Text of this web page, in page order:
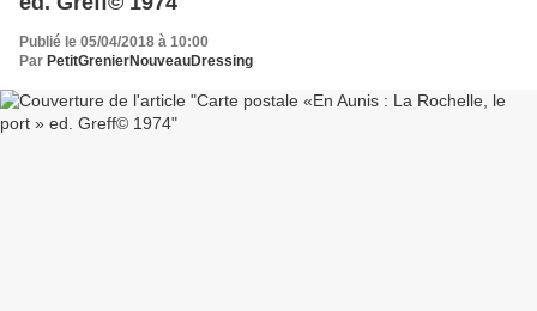
Publié le 05/04/2018 à 10:00
Par PetitGrenierNouveauDressing